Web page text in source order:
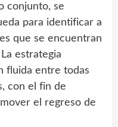
conjunto, se
para identificar a
que se encuentran
estrategia
fluida entre todas
con el fin de
el regreso de